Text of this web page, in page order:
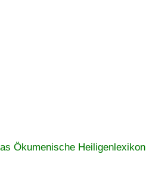
Ökumenische Heiligenlexikon